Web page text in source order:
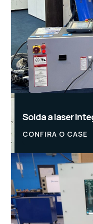
Solda a laser
CONFIRA O CASE